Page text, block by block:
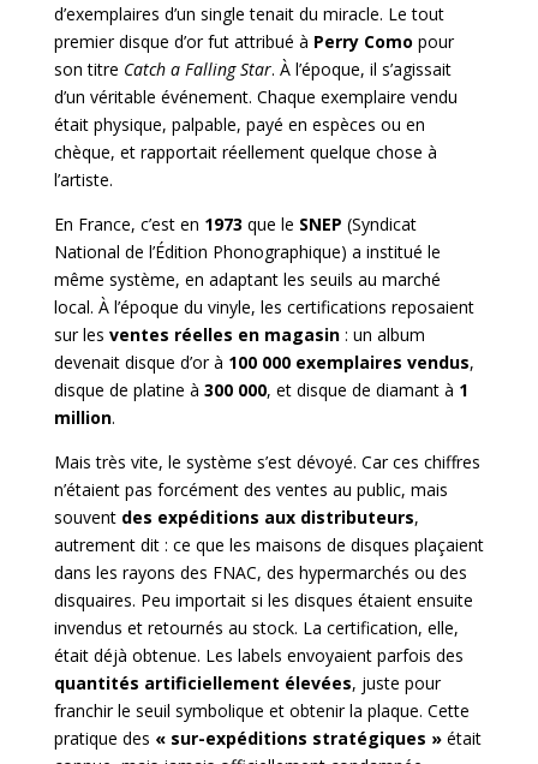
d’exemplaires d’un single tenait du miracle. Le tout
premierdisque d’or fut attribué à Perry Como pour
son titre Catch a Falling Star. À l’époque, il s’agissait
d’un véritable événement. Chaque exemplaire vendu
était physique, palpable, payé en espèces ou en
chèque, et rapportait réellement quelque chose à
l’artiste.
En France, c’est en 1973 que le SNEP (Syndicat
National de l’Édition Phonographique) a institué le
même système, en adaptant les seuils au marché
local. À l’époque du vinyle, les certifications reposaient
sur les ventes réelles en magasin: un album
devenait disque d’or à 100 000 exemplaires vendus,
disque de platine à 300 000, et disque de diamant à 1
million.
Mais très vite, le système s’est dévoyé. Car ces chiffres
n’étaient pas forcément des ventes au public, mais
souvent des expéditions aux distributeurs,
autrement dit : ce que les maisons de disques plaçaient
dans les rayons des FNAC, des hypermarchés ou des
disquaires. Peu importait si les disques étaient ensuite
invendus et retournés au stock. La certification, elle,
était déjà obtenue. Les labels envoyaient parfois des
quantités artificiellement élevées, juste pour
franchir le seuil symbolique et obtenir la plaque. Cette
pratique des « sur-expéditions stratégiques »était